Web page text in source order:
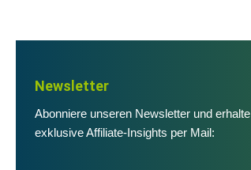
Newsletter
Abonniere unseren Newsletter und erhalte
exklusive Affiliate-Insights per Mail: